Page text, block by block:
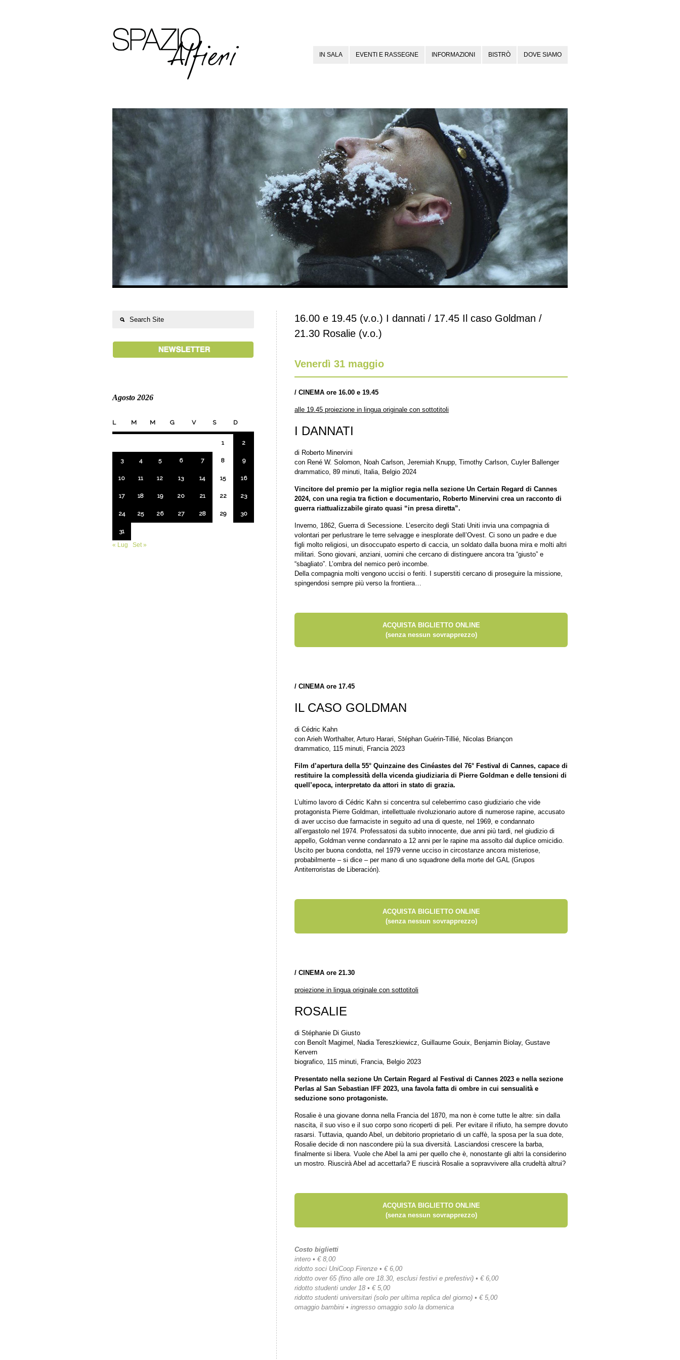
IN SALA EVENTI E RASSEGNE INFORMAZIONI BISTRÒ DOVE SIAMO
16.00 e 19.45 (v.o.) I dannati / 17.45 Il caso Goldman /
21.30 Rosalie (v.o.)
Venerdì 31 maggio
/ CINEMA ore 16.00 e 19.45
alle 19.45 proiezione in lingua originale con sottotitoli
I DANNATI
di Roberto Minervini
con René W. Solomon, Noah Carlson, Jeremiah Knupp, Timothy Carlson, Cuyler Ballenger
drammatico, 89 minuti, Italia, Belgio 2024
Vincitore del premio per la miglior regia nella sezione Un Certain Regard di Cannes
2024, con una regia tra fiction e documentario, Roberto Minervini crea un racconto di
guerra riattualizzabile girato quasi “in presa diretta”.
Inverno, 1862, Guerra di Secessione. L’esercito degli Stati Uniti invia una compagnia di
volontari per perlustrare le terre selvagge e inesplorate dell’Ovest. Ci sono un padre e due
figli molto religiosi, un disoccupato esperto di caccia, un soldato dalla buona mira e molti altri
militari. Sono giovani, anziani, uomini che cercano di distinguere ancora tra “giusto” e
“sbagliato”. L’ombra del nemico però incombe.
Della compagnia molti vengono uccisi o feriti. I superstiti cercano di proseguire la missione,
spingendosi sempre più verso la frontiera…
ACQUISTA BIGLIETTO ONLINE
(senza nessun sovrapprezzo)
/ CINEMA ore 17.45
IL CASO GOLDMAN
di Cédric Kahn
con Arieh Worthalter, Arturo Harari, Stéphan Guérin-Tillié, Nicolas Briançon
drammatico, 115 minuti, Francia 2023
Film d’apertura della 55° Quinzaine des Cinéastes del 76° Festival di Cannes, capace di
restituire la complessità della vicenda giudiziaria di Pierre Goldman e delle tensioni di
quell’epoca, interpretato da attori in stato di grazia.
L’ultimo lavoro di Cédric Kahn si concentra sul celeberrimo caso giudiziario che vide
protagonista Pierre Goldman, intellettuale rivoluzionario autore di numerose rapine, accusato
di aver ucciso due farmaciste in seguito ad una di queste, nel 1969, e condannato
all’ergastolo nel 1974. Professatosi da subito innocente, due anni più tardi, nel giudizio di
appello, Goldman venne condannato a 12 anni per le rapine ma assolto dal duplice omicidio.
Uscito per buona condotta, nel 1979 venne ucciso in circostanze ancora misteriose,
probabilmente – si dice – per mano di uno squadrone della morte del GAL (Grupos
Antiterroristas de Liberación).
ACQUISTA BIGLIETTO ONLINE
(senza nessun sovrapprezzo)
/ CINEMA ore 21.30
proiezione in lingua originale con sottotitoli
ROSALIE
di Stéphanie Di Giusto
con Benoît Magimel, Nadia Tereszkiewicz, Guillaume Gouix, Benjamin Biolay, Gustave
Kervern
biografico, 115 minuti, Francia, Belgio 2023
Presentato nella sezione Un Certain Regard al Festival di Cannes 2023 e nella sezione
Perlas al San Sebastian IFF 2023, una favola fatta di ombre in cui sensualità e
seduzione sono protagoniste.
Rosalie è una giovane donna nella Francia del 1870, ma non è come tutte le altre: sin dalla
nascita, il suo viso e il suo corpo sono ricoperti di peli. Per evitare il rifiuto, ha sempre dovuto
rasarsi. Tuttavia, quando Abel, un debitorio proprietario di un caffè, la sposa per la sua dote,
Rosalie decide di non nascondere più la sua diversità. Lasciandosi crescere la barba,
finalmente si libera. Vuole che Abel la ami per quello che è, nonostante gli altri la considerino
un mostro. Riuscirà Abel ad accettarla? E riuscirà Rosalie a sopravvivere alla crudeltà altrui?
ACQUISTA BIGLIETTO ONLINE
(senza nessun sovrapprezzo)
Costo biglietti
intero • € 8,00
ridotto soci UniCoop Firenze • € 6,00
ridotto over 65 (fino alle ore 18.30, esclusi festivi e prefestivi) • € 6,00
ridotto studenti under 18 • € 5,00
ridotto studenti universitari (solo per ultima replica del giorno) • € 5,00
omaggio bambini • ingresso omaggio solo la domenica
Agosto 2026
L M M G V S D
1 2
3 4 5 6 7 8 9
10 11 12 13 14 15 16
17 18 19 20 21 22 23
24 25 26 27 28 29 30
31
« Lug
Set »